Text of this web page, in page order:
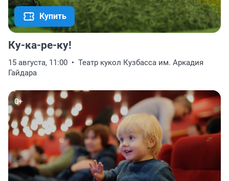
Купить
Ку-ка-ре-ку!
15 августа, 11:00
Театр кукол Кузбасса им. Аркадия
Гайдара
0+